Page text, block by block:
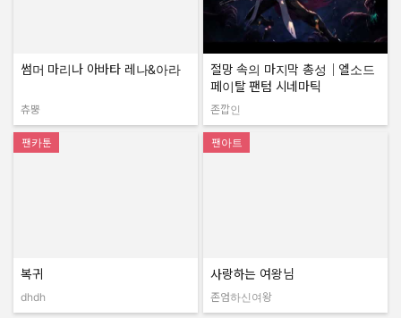
썸머 마리나 아바타 레나&아라
작성자:
츄뿡
절망 속의 마지막 총성｜엘소드
페이탈 팬텀 시네마틱
작성자:
존깝인
팬카툰
복귀
dhdh
팬아트
사랑하는 여왕님
작성자:
존엄하신여왕